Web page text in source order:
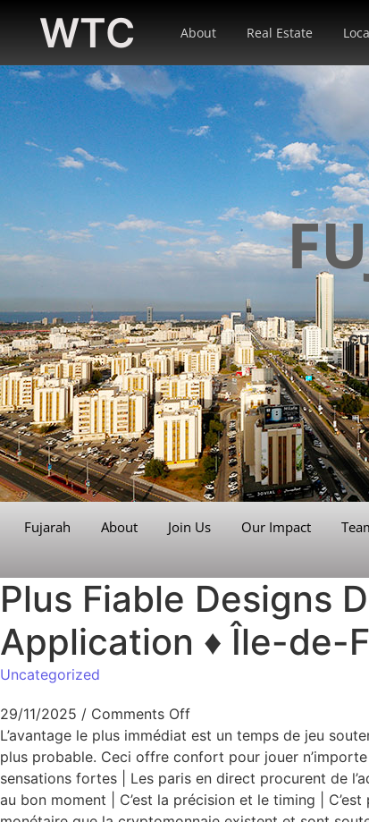
WTC About Real Estate
Fujarah About Join Us Our Impact
Plus Fiable Designs
Application ♦️ Île-de-
Uncategorized
29/11/2025 / Comments Off
L’avantage le plus immédiat est un temps de jeu
plus probable. Ceci offre confort pour jouer
sensations fortes | Les paris en direct procurent de
au bon moment | C’est la précision et le timing |